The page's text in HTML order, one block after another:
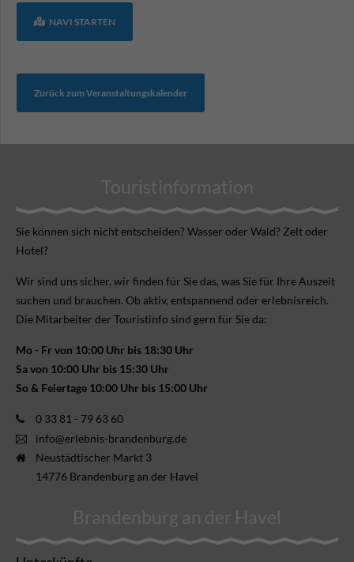
NAVI STARTEN
Zurück zum Veranstaltungskalender
Touristinformation
Sie können sich nicht ent­scheiden? Wasser oder Wald? Zelt oder
Hotel?
Wir sind uns sicher, wir finden für Sie das, was Sie für Ihre Aus­zeit
suchen und brauchen. Ob aktiv, ent­spannend oder erlebnis­reich.
Die Mitarbeiter der Touristinfo sind gern für Sie da:
Mo - Fr von 10:00 Uhr bis 18:30 Uhr
Sa von 10:00 Uhr bis 15:30 Uhr
So & Feiertage 10:00 Uhr bis 15:00 Uhr
0 33 81 - 79 63 60
info@erlebnis-brandenburg.de
Neustädtischer Markt 3
14776 Brandenburg an der Havel
Brandenburg an der Havel